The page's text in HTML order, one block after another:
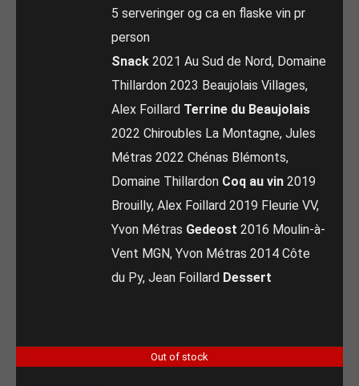
5 serveringer og ca en flaske vin pr
person
Snack 2021 Au Sud de Nord, Domaine
Thillardon 2023 Beaujolais Villages,
Alex Foillard Terrine du Beaujolais
2022 Chiroubles La Montagne, Jules
Métras 2022 Chénas Blémonts,
Domaine Thillardon Coq au vin 2019
Brouilly, Alex Foillard 2019 Fleurie VV,
Yvon Métras Gedeost 2016 Moulin-à-
Vent MGN, Yvon Métras 2014 Côte
du Py, Jean Foillard Dessert
Out of stock